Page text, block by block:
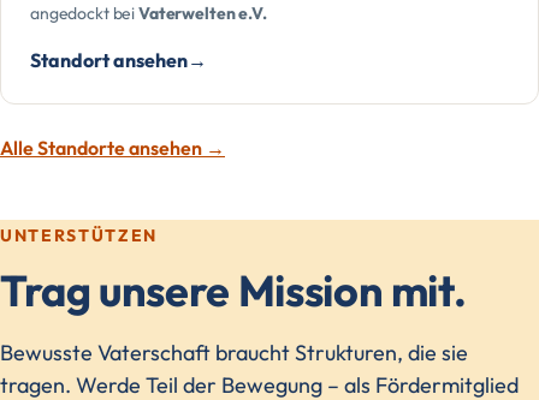
angedockt beiVaterwelten e.V.
Standort ansehen
Alle Standorte ansehen →
UNTERSTÜTZEN
Trag unsere Mission mit.
Bewusste Vaterschaft braucht Strukturen, die sie
tragen. Werde Teil der Bewegung – als Fördermitglied